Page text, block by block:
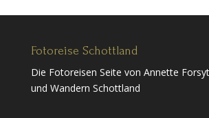
Fotoreise Schottland
Die Fotoreisen Seite von Annette
und Wandern Schottland